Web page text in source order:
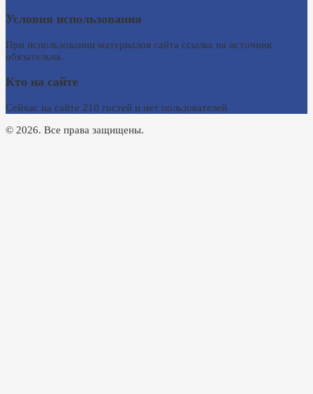
Условия использования
При использовании материалов сайта ссылка на источник
обязательна.
Кто на сайте
Сейчас на сайте 210 гостей и нет пользователей
© 2026. Все права защищены.